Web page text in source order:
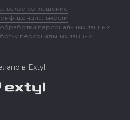
соглашение
персональных данных
персональных данных
в Extyl